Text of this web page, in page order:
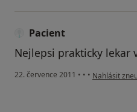
Pacient
Nejlepsi prakticky lekar
22. července 2011 • • • podle názoru
Nahlásit